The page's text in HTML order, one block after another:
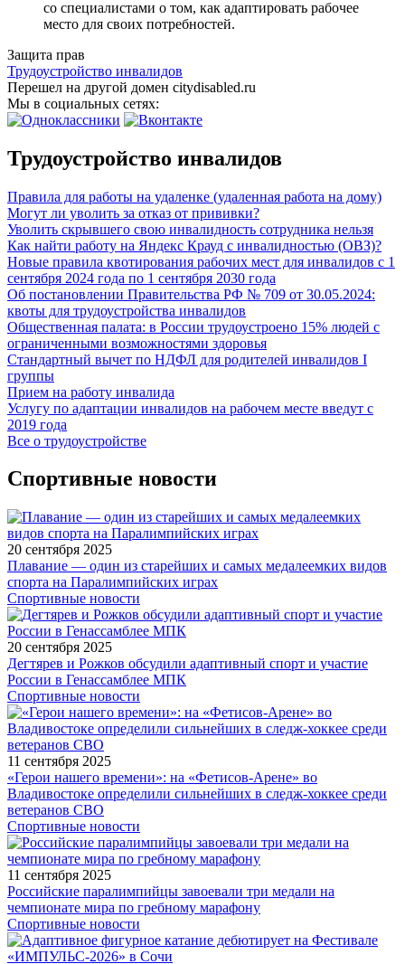
со специалистами о том, как адаптировать рабочее
место для своих потребностей.
Защита прав
Трудоустройство инвалидов
Перешел на другой домен citydisabled.ru
Мы в социальных сетях:
Трудоустройство инвалидов
Правила для работы на удаленке (удаленная работа на дому)
Могут ли уволить за отказ от прививки?
Уволить скрывшего свою инвалидность сотрудника нельзя
Как найти работу на Яндекс Крауд с инвалидностью (ОВЗ)?
Новые правила квотирования рабочих мест для инвалидов с 1
сентября 2024 года по 1 сентября 2030 года
Об постановлении Правительства РФ № 709 от 30.05.2024:
квоты для трудоустройства инвалидов
Общественная палата: в России трудоустроено 15% людей с
ограниченными возможностями здоровья
Стандартный вычет по НДФЛ для родителей инвалидов I
группы
Прием на работу инвалида
Услугу по адаптации инвалидов на рабочем месте введут с
2019 года
Все о трудоустройстве
Спортивные новости
20 сентября 2025
Плавание — один из старейших и самых медалеемких видов
спорта на Паралимпийских играх
Спортивные новости
20 сентября 2025
Дегтярев и Рожков обсудили адаптивный спорт и участие
России в Генассамблее МПК
Спортивные новости
11 сентября 2025
«Герои нашего времени»: на «Фетисов-Арене» во
Владивостоке определили сильнейших в следж-хоккее среди
ветеранов СВО
Спортивные новости
11 сентября 2025
Российские паралимпийцы завоевали три медали на
чемпионате мира по гребному марафону
Спортивные новости